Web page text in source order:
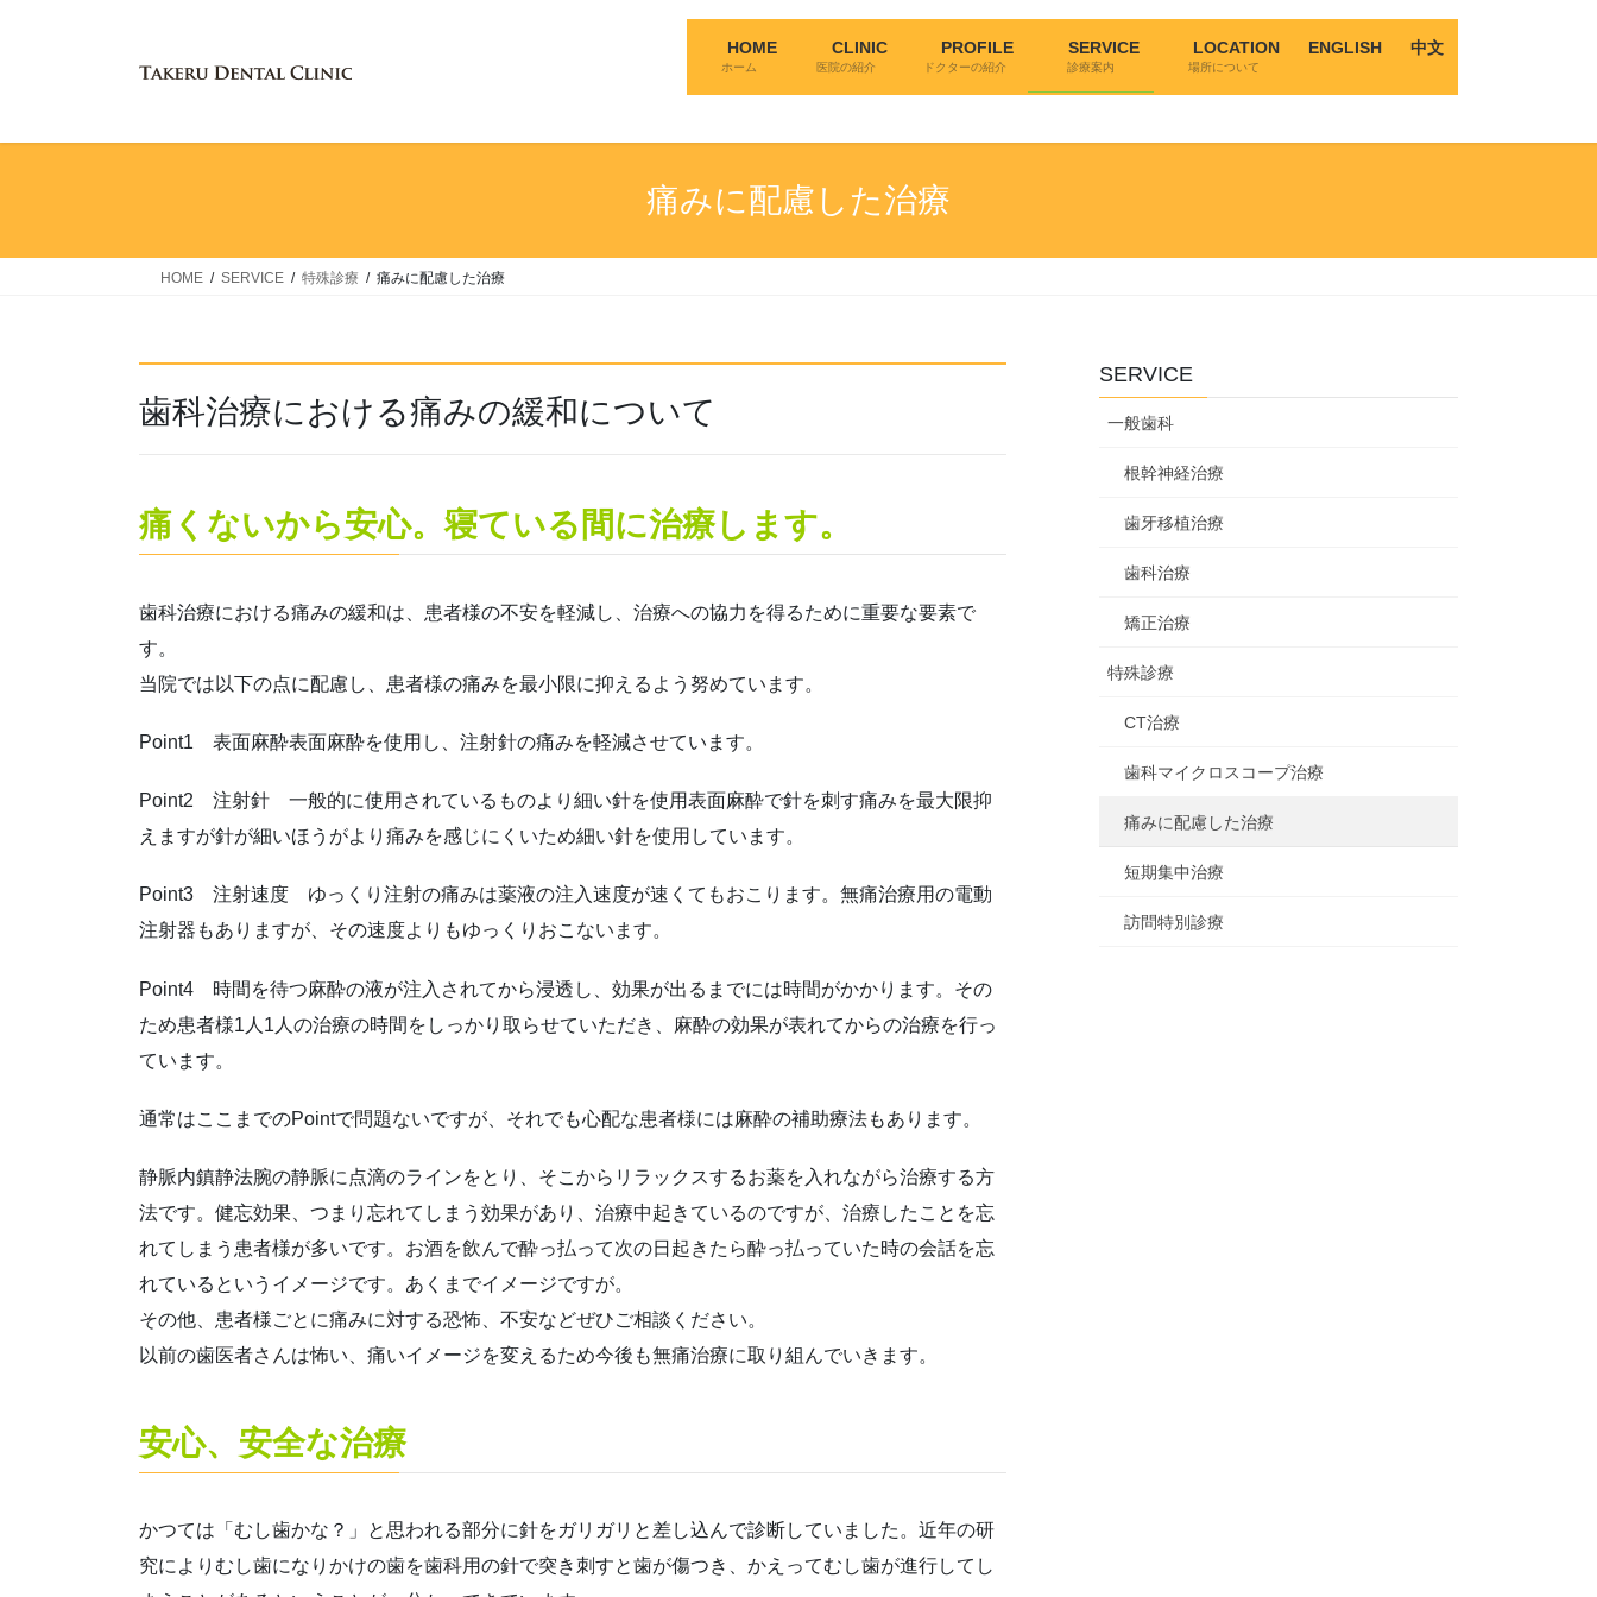
HOME
ホーム
CLINIC
医院の紹介
PROFILE
ドクターの紹介
SERVICE
診療案内
LOCATION
場所について
ENGLISH 中文
痛みに配慮した治療
HOME SERVICE 特殊診療 痛みに配慮した治療
歯科治療における痛みの緩和について
痛くないから安心。寝ている間に治療します。
歯科治療における痛みの緩和は、患者様の不安を軽減し、治療への協力を得るために重要な要素で
す。
当院では以下の点に配慮し、患者様の痛みを最小限に抑えるよう努めています。
Point1 表面麻酔表面麻酔を使用し、注射針の痛みを軽減させています。
Point2 注射針 一般的に使用されているものより細い針を使用表面麻酔で針を刺す痛みを最大限抑
えますが針が細いほうがより痛みを感じにくいため細い針を使用しています。
Point3 注射速度 ゆっくり注射の痛みは薬液の注入速度が速くてもおこります。無痛治療用の電動
注射器もありますが、その速度よりもゆっくりおこないます。
Point4 時間を待つ麻酔の液が注入されてから浸透し、効果が出るまでには時間がかかります。その
ため患者様1人1人の治療の時間をしっかり取らせていただき、麻酔の効果が表れてからの治療を行っ
ています。
通常はここまでのPointで問題ないですが、それでも心配な患者様には麻酔の補助療法もあります。
静脈内鎮静法腕の静脈に点滴のラインをとり、そこからリラックスするお薬を入れながら治療する方
法です。健忘効果、つまり忘れてしまう効果があり、治療中起きているのですが、治療したことを忘
れてしまう患者様が多いです。お酒を飲んで酔っ払って次の日起きたら酔っ払っていた時の会話を忘
れているというイメージです。あくまでイメージですが。
その他、患者様ごとに痛みに対する恐怖、不安などぜひご相談ください。
以前の歯医者さんは怖い、痛いイメージを変えるため今後も無痛治療に取り組んでいきます。
安心、安全な治療
かつては「むし歯かな？」と思われる部分に針をガリガリと差し込んで診断していました。近年の研
究によりむし歯になりかけの歯を歯科用の針で突き刺すと歯が傷つき、かえってむし歯が進行してし
SERVICE
一般歯科
根幹神経治療
歯牙移植治療
歯科治療
矯正治療
特殊診療
CT治療
歯科マイクロスコープ治療
痛みに配慮した治療
短期集中治療
訪問特別診療